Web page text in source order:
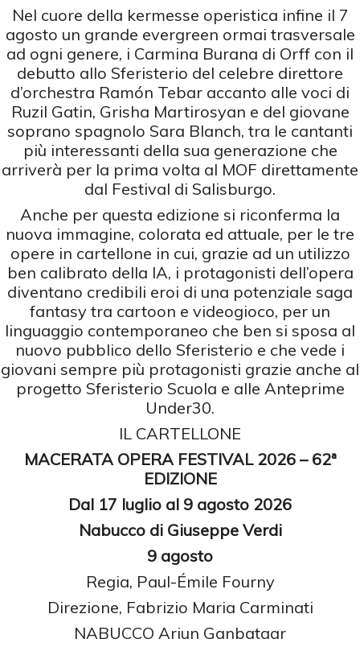
Nel cuore della kermesse operistica infine il 7
agosto un grande evergreen ormai trasversale
ad ogni genere, i Carmina Burana di Orff con il
debutto allo Sferisterio del celebre direttore
d’orchestra Ramón Tebar accanto alle voci di
Ruzil Gatin, Grisha Martirosyan e del giovane
soprano spagnolo Sara Blanch, tra le cantanti
più interessanti della sua generazione che
arriverà per la prima volta al MOF direttamente
dal Festival di Salisburgo.
Anche per questa edizione si riconferma la
nuova immagine, colorata ed attuale, per le tre
opere in cartellone in cui, grazie ad un utilizzo
ben calibrato della IA, i protagonisti dell’opera
diventano credibili eroi di una potenziale saga
fantasy tra cartoon e videogioco, per un
linguaggio contemporaneo che ben si sposa al
nuovo pubblico dello Sferisterio e che vede i
giovani sempre più protagonisti grazie anche al
progetto Sferisterio Scuola e alle Anteprime
Under30.
IL CARTELLONE
MACERATA OPERA FESTIVAL 2026 – 62ª
EDIZIONE
Dal 17 luglio al 9 agosto 2026
Nabucco di Giuseppe Verdi
9 agosto
Regia, Paul-Émile Fourny
Direzione, Fabrizio Maria Carminati
NABUCCO Ariun Ganbataar